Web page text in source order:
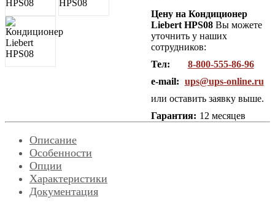
Цену на Кондиционер
Liebert HPS08 Вы можете
уточнить у наших
сотрудников:
Тел:
8-800-555-86-96
e-mail: ups@ups-online.ru
или оставить заявку выше.
Гарантия: 12 месяцев
Описание
Особенности
Опции
Характеристики
Документация